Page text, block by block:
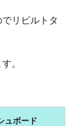
リビルトタ
。
ュボード